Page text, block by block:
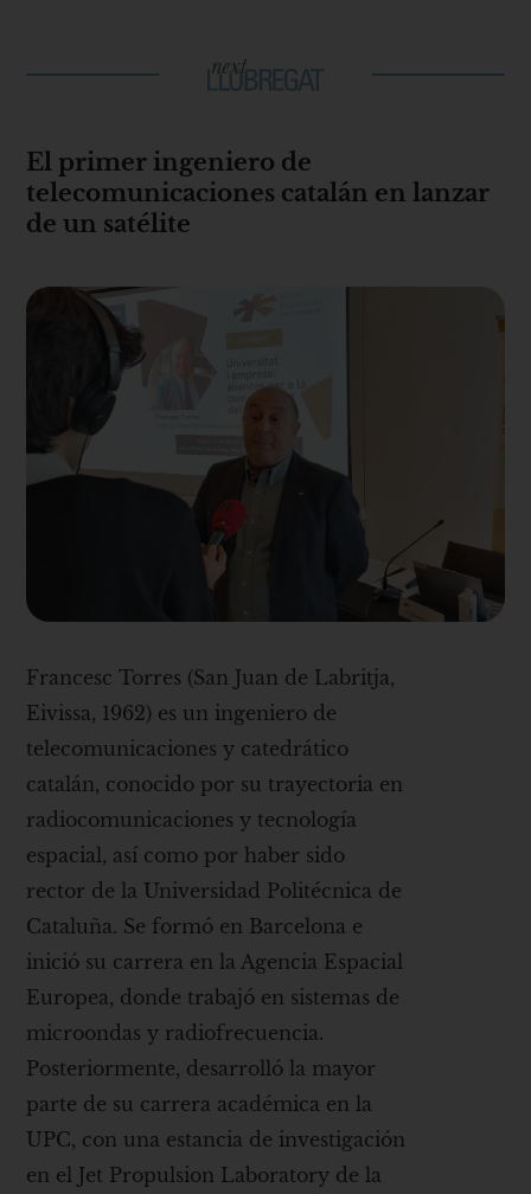
El primer ingeniero de
telecomunicaciones catalán en lanzar
de un satélite
Francesc Torres (San Juan de Labritja,
Eivissa, 1962) es un ingeniero de
telecomunicaciones y catedrático
catalán, conocido por su trayectoria en
radiocomunicaciones y tecnología
espacial, así como por haber sido
rector de la Universidad Politécnica de
Cataluña. Se formó en Barcelona e
inició su carrera en la Agencia Espacial
Europea, donde trabajó en sistemas de
microondas y radiofrecuencia.
Posteriormente, desarrolló la mayor
parte de su carrera académica en la
UPC, con una estancia de investigación
en el Jet Propulsion Laboratory de la